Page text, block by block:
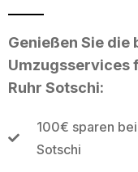
Genießen Sie die
Umzugsservices
Ruhr Sotschi:
100€ sparen
Sotschi